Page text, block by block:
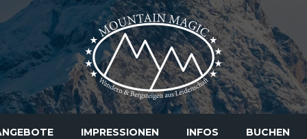
IMPRESSIONEN INFOS BUCHEN